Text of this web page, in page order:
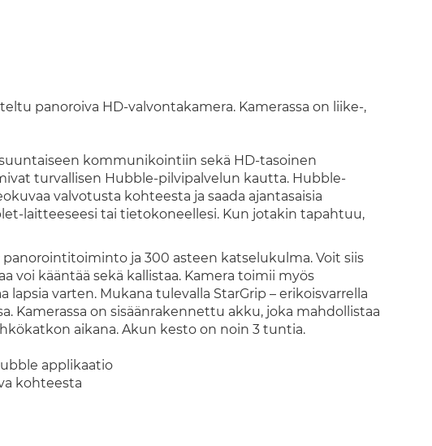
panoroiva HD-valvontakamera. Kamerassa on liike-,
kommunikointiin sekä HD-tasoinen
turvallisen Hubble-pilvipalvelun kautta. Hubble-
valvotusta kohteesta ja saada ajantasaisia
laitteeseesi tai tietokoneellesi. Kun jotakin tapahtuu,
ja 300 asteen katselukulma. Voit siis
voi kääntää sekä kallistaa. Kamera toimii myös
varten. Mukana tulevalla StarGrip – erikoisvarrella
Kamerassa on sisäänrakennettu akku, joka mahdollistaa
aikana. Akun kesto on noin 3 tuntia.
applikaatio
kohteesta